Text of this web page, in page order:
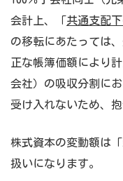
会計上、「共通支配下
の移転にあたっては
正な帳簿価額により
会社）の吸収分割に
受け入れないため、
株式資本の変動額は
扱いになります。